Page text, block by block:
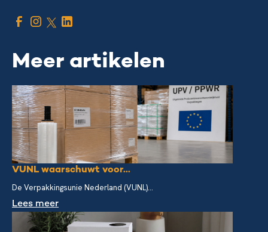
Meer artikelen
VUNL waarschuwt voor...
De Verpakkingsunie Nederland (VUNL)...
Lees meer